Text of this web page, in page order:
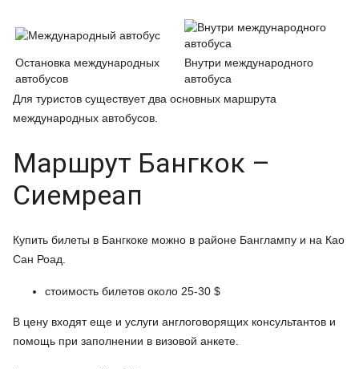
Остановка международных
автобусов
Внутри международного
автобуса
Для туристов существует два основных маршрута
международных автобусов.
Маршрут Бангкок –
Сиемреап
Купить билеты в Бангкоке можно в районе Банглампу и на Као
Сан Роад.
стоимость билетов около 25-30 $
В цену входят еще и услуги англоговорящих консультантов и
помощь при заполнении в визовой анкете.